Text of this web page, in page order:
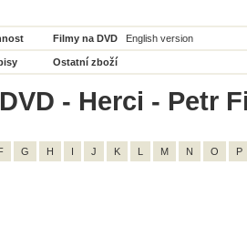
Filmy na DVD English version
Ostatní zboží
- Herci - Petr
G H I J K L M N O P